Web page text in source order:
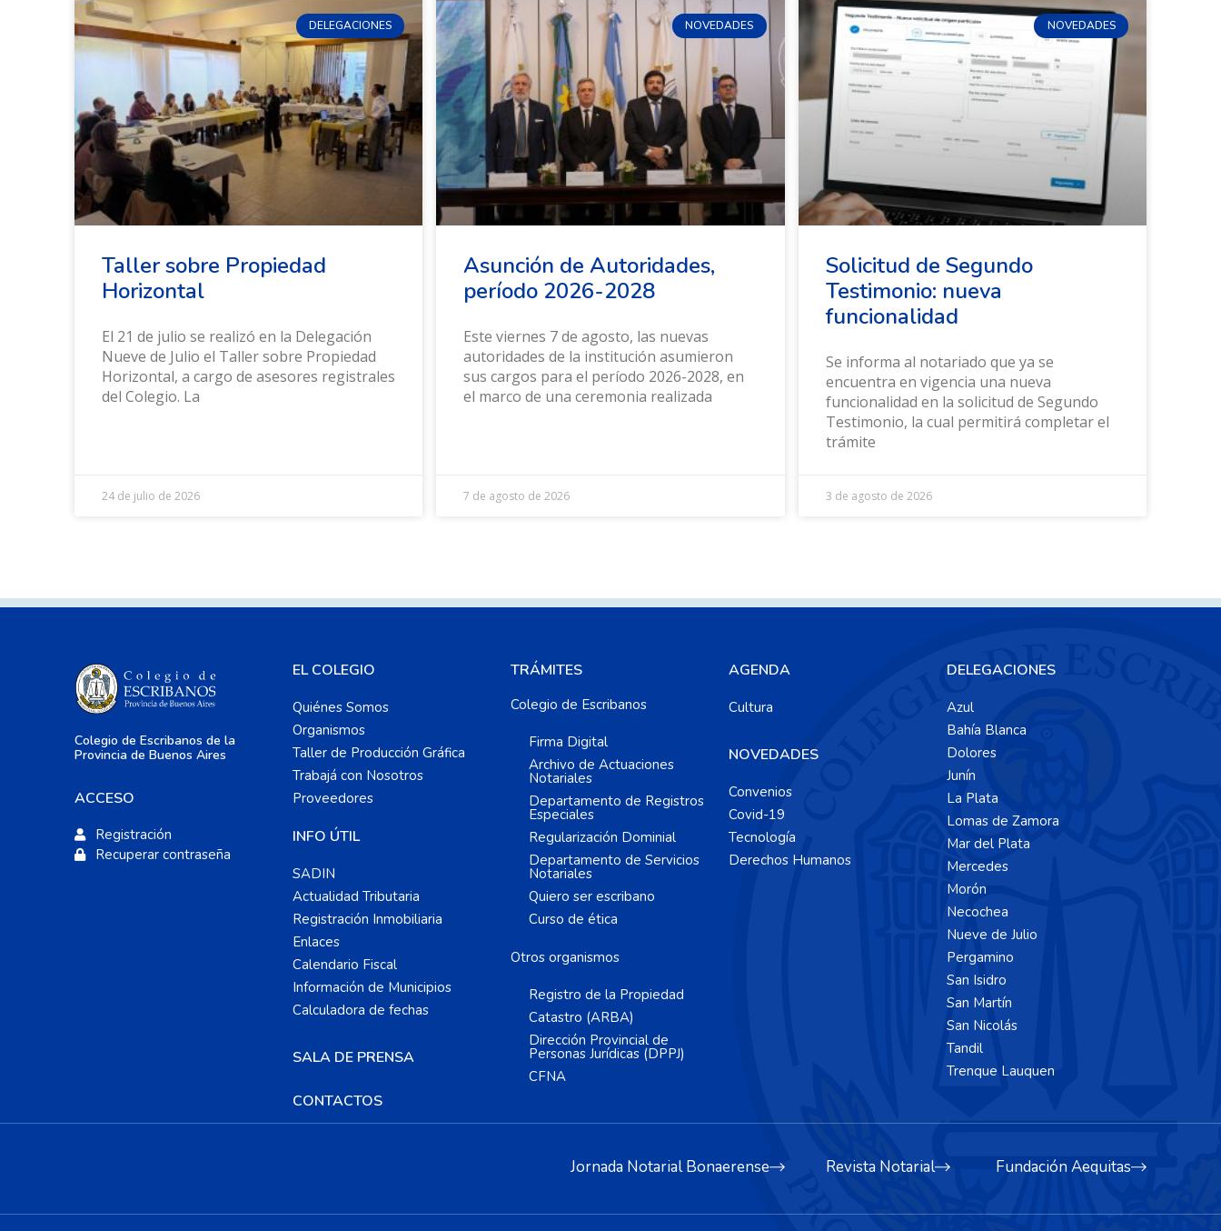
DELEGACIONES
Taller sobre Propiedad
Horizontal
El 21 de julio se realizó en la Delegación
Nueve de Julio el Taller sobre Propiedad
Horizontal, a cargo de asesores registrales
del Colegio. La
24 de julio de 2026
NOVEDADES
Asunción de Autoridades,
período 2026-2028
Este viernes 7 de agosto, las nuevas
autoridades de la institución asumieron
sus cargos para el período 2026-2028, en
el marco de una ceremonia realizada
7 de agosto de 2026
NOVEDADES
Solicitud de Segundo
Testimonio: nueva
funcionalidad
Se informa al notariado que ya se
encuentra en vigencia una nueva
funcionalidad en la solicitud de Segundo
Testimonio, la cual permitirá completar el
trámite
3 de agosto de 2026
Colegio de Escribanos de la
Provincia de Buenos Aires
ACCESO
Registración
Recuperar contraseña
EL COLEGIO
Quiénes Somos
Organismos
Taller de Producción Gráfica
Trabajá con Nosotros
Proveedores
INFO ÚTIL
SADIN
Actualidad Tributaria
Registración Inmobiliaria
Enlaces
Calendario Fiscal
Información de Municipios
Calculadora de fechas
SALA DE PRENSA
CONTACTOS
TRÁMITES
Colegio de Escribanos
Firma Digital
Archivo de Actuaciones
Notariales
Departamento de Registros
Especiales
Regularización Dominial
Departamento de Servicios
Notariales
Quiero ser escribano
Curso de ética
Otros organismos
Registro de la Propiedad
Catastro (ARBA)
Dirección Provincial de
Personas Jurídicas (DPPJ)
CFNA
AGENDA
Cultura
NOVEDADES
Convenios
Covid-19
Tecnología
Derechos Humanos
DELEGACIONES
Azul
Bahía Blanca
Dolores
Junín
La Plata
Lomas de Zamora
Mar del Plata
Mercedes
Morón
Necochea
Nueve de Julio
Pergamino
San Isidro
San Martín
San Nicolás
Tandil
Trenque Lauquen
Jornada Notarial Bonaerense Revista Notarial Fundación Aequitas